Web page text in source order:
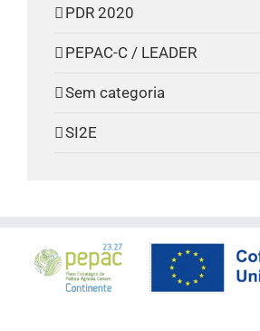
PDR 2020
PEPAC-C / LEADER
Sem categoria
SI2E